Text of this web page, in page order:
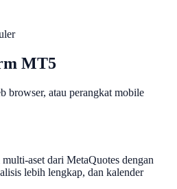
MT5
browser, atau perangkat mobile
aset dari MetaQuotes dengan
lebih lengkap, dan kalender